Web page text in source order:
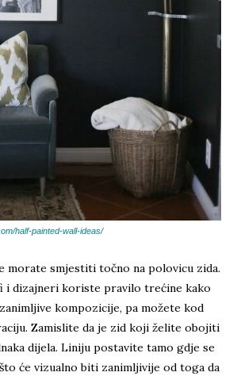
half-painted-wall-ideas/
morate smjestiti točno na polovicu zida.
i dizajneri koriste pravilo trećine kako
kompozicije, pa možete kod
Zamislite da je zid koji želite obojiti
dijela. Liniju postavite tamo gdje se
će vizualno biti zanimljivije od toga da